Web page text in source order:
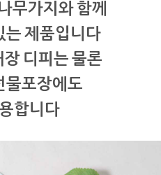
무가지와 함께
는 제품입니다
디피는 물론
물포장에도
합니다